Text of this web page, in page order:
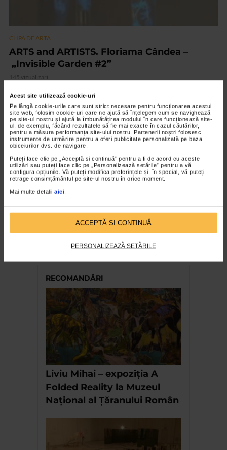
Acest site utilizează cookie-uri
Pe lângă cookie-urile care sunt strict necesare pentru funcționarea acestui
site web, folosim cookie-uri care ne ajută să înțelegem cum se navighează
pe site-ul nostru și ajută la îmbunătățirea modului în care funcționează site-
ul, de exemplu, făcând rezultatele să fie mai exacte în cazul căutărilor,
pentru a măsura performanța site-ului nostru. Partenerii noștri folosesc
instrumente de urmărire pentru a oferi publicitate personalizată pe baza
obiceiurilor dvs. de navigare.
Puteți face clic pe „Acceptă si continuă” pentru a fi de acord cu aceste
utilizări sau puteți face clic pe „Personalizează setările” pentru a vă
configura opțiunile. Vă puteți modifica preferințele și, în special, vă puteți
retrage consimțământul pe site-ul nostru în orice moment.
Mai multe detalii aici.
ACCEPTĂ SI CONTINUĂ
PERSONALIZEAZĂ SETĂRILE
CLIPA DE ARTA
ARTS and ARTISTS. Floriama Cândea –
„Invisible Garden #2”
145 vizualizari
VIDEO
Nicolae Tonitza – Pictor al copiilor
RECOMANDĂRI
Liviu Mihai – expoziția A
Folded Reality la Muzeul
Național al Țăranului Român